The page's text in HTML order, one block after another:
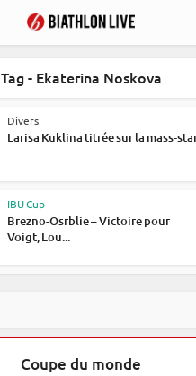
Tag - Ekaterina Noskova
Divers
Larisa Kuklina titrée sur la mass-
IBU Cup
Brezno-Osrblie – Victoire pour
Voigt, Lou...
Coupe du monde